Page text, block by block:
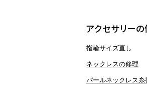
アクセサリー
指輪サイズ直し
ネックレスの修理
パールネックレス糸